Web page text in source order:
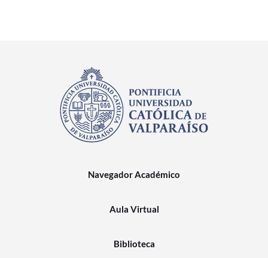
Navegador Académico
Aula Virtual
Biblioteca